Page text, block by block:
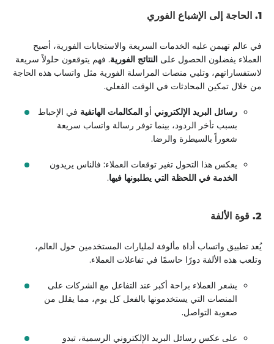
1. الحاجة إلى الإشباع الفوري
في عالم تهيمن عليه الخدمات السريعة والاستجابات الفورية، أصبح
العملاء يفضلون الحصول على النتائج الفورية. فهم يتوقعون حلولاً سريعة
لاستفساراتهم، وتلبي منصات المراسلة الفورية مثل واتساب هذه الحاجة
من خلال تمكين المحادثات في الوقت الفعلي.
رسائل البريد الإلكتروني أو المكالمات الهاتفية في الإحباط
بسبب تأخر الردود، بينما توفر رسالة واتساب سريعة
شعوراً بالسيطرة والرضا.
يعكس هذا التحول تغير توقعات العملاء: فالناس يريدون
الخدمة في اللحظة التي يطلبونها فيها.
2. قوة الألفة
يُعد تطبيق واتساب أداة مألوفة لمليارات المستخدمين حول العالم،
وتلعب هذه الألفة دورًا حاسمًا في تفاعلات العملاء.
يشعر العملاء براحة أكبر عند التفاعل مع الشركات على
المنصات التي يستخدمونها بالفعل كل يوم، مما يقلل من
صعوبة التواصل.
على عكس رسائل البريد الإلكتروني الرسمية، تبدو